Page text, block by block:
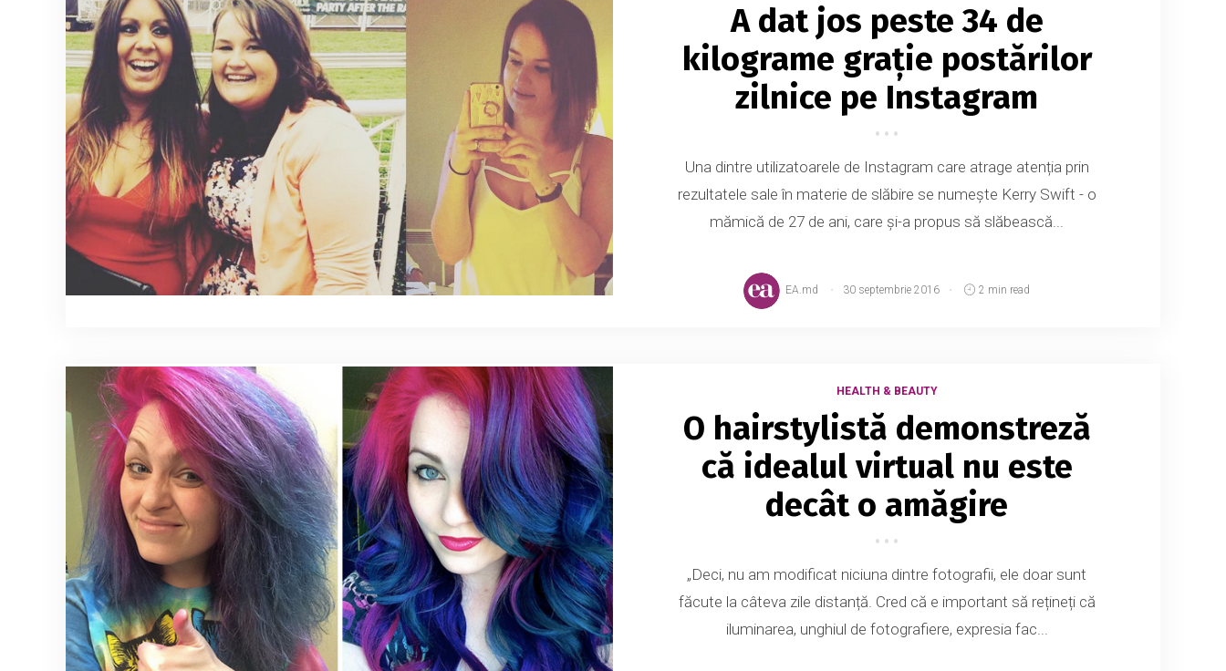
A dat jos peste 34 de
kilograme grație postărilor
zilnice pe Instagram
Una dintre utilizatoarele de Instagram care atrage atenția prin
rezultatele sale în materie de slăbire se numește Kerry Swift - o
mămică de 27 de ani, care și-a propus să slăbească...
EA.md 30 septembrie 2016 2 min read
HEALTH & BEAUTY
O hairstylistă demonstreză
că idealul virtual nu este
decât o amăgire
„Deci, nu am modificat niciuna dintre fotografii, ele doar sunt
făcute la câteva zile distanță. Cred că e important să rețineți că
iluminarea, unghiul de fotografiere, expresia fac...